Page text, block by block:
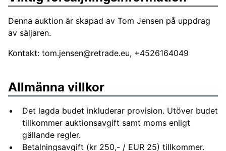
Denna auktion är skapad av Tom Jensen på uppdrag
av säljaren.
Kontakt: tom.jensen@retrade.eu, +4526164049
Allmänna villkor
Det lagda budet inkluderar provision. Utöver budet
tillkommer auktionsavgift samt moms enligt
gällande regler.
Betalningsavgift (kr 250,- / EUR 25) tillkommer.